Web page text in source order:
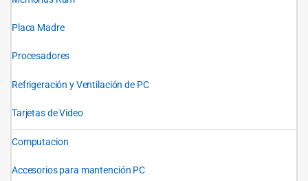
Placa Madre
Procesadores
Refrigeración y Ventilación de PC
Tarjetas de Video
Computacion
Accesorios para mantención PC